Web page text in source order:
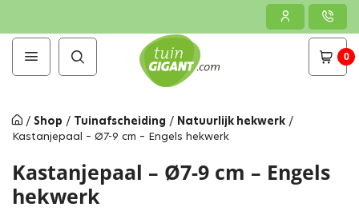
0
/ Shop / Tuinafscheiding / Natuurlijk hekwerk /
Kastanjepaal – Ø7-9 cm – Engels hekwerk
Kastanjepaal – Ø7-9 cm – Engels
hekwerk